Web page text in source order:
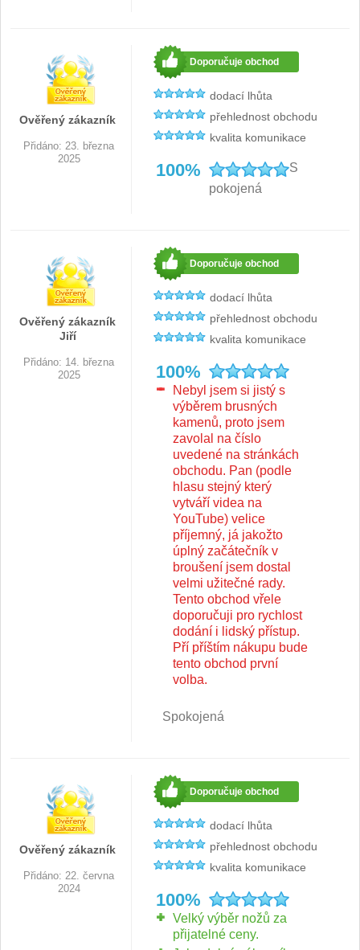
Brousky na nože
Doplňky a díly
Doprodej 11
Ověřený zákazník
Přidáno: 23. března
2025
Doporučuje obchod
dodací lhůta
přehlednost obchodu
kvalita komunikace
100%
S
pokojená
Ověřený zákazník
Jiří
Přidáno: 14. března
2025
Doporučuje obchod
dodací lhůta
přehlednost obchodu
kvalita komunikace
100%
Nebyl jsem si jistý s
výběrem brusných
kamenů, proto jsem
zavolal na číslo
uvedené na stránkách
obchodu. Pan (podle
hlasu stejný který
vytváří videa na
YouTube) velice
příjemný, já jakožto
úplný začátečník v
broušení jsem dostal
velmi užitečné rady.
Tento obchod vřele
doporučuji pro rychlost
dodání i lidský přístup.
Pří příštím nákupu bude
tento obchod první
volba.
Spokojená
Ověřený zákazník
Přidáno: 22. června
2024
Doporučuje obchod
dodací lhůta
přehlednost obchodu
kvalita komunikace
100%
Velký výběr nožů za
přijatelné ceny.